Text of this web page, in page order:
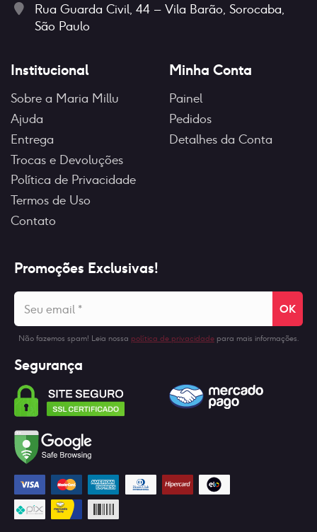
Rua Guarda Civil, 44 – Vila Barão, Sorocaba,
São Paulo
Institucional
Sobre a Maria Millu
Ajuda
Entrega
Trocas e Devoluções
Política de Privacidade
Termos de Uso
Contato
Minha Conta
Painel
Pedidos
Detalhes da Conta
Promoções Exclusivas!
Seu
email
*
Não fazemos spam! Leia nossa política de privacidade para mais informações.
Segurança